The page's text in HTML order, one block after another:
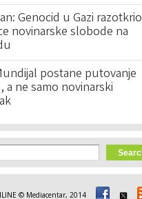
Genocid u Gazi razotkrio
novinarske slobode na
postane putovanje
a ne samo novinarski
form
© Mediacentar, 2014